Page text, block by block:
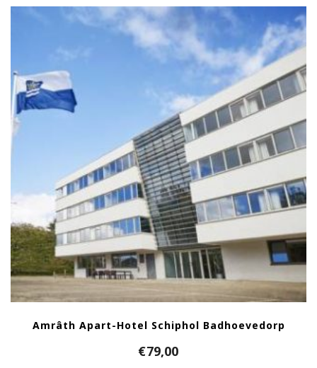
Amrâth Apart-Hotel Schiphol Badhoevedorp
€79,00